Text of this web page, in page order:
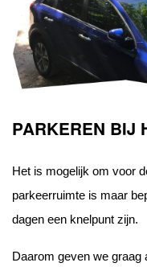
PARKEREN BIJ
Het is mogelijk om voor
parkeerruimte is maar
dagen een knelpunt zijn.
Daarom geven we graag